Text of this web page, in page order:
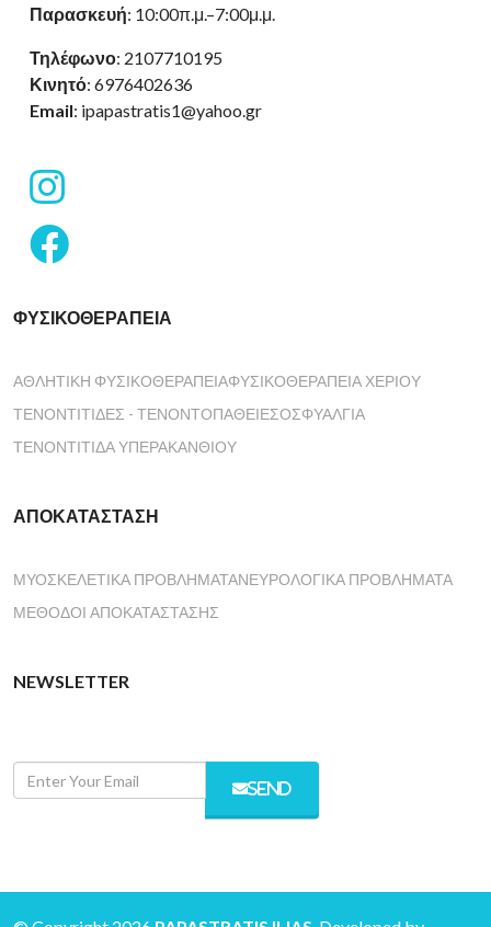
Παρασκευή: 10:00π.μ.–7:00μ.μ.
Τηλέφωνο: 2107710195
Κινητό: 6976402636
Email: ipapastratis1@yahoo.gr
fab
instagram
fab
ΦΥΣΙΚΟΘΕΡΑΠΕΊΑ
ΑΘΛΗΤΙΚΉ ΦΥΣΙΚΟΘΕΡΑΠΕΊΑΦΥΣΙΚΟΘΕΡΑΠΕΊΑ ΧΕΡΙΟΎ
ΤΕΝΟΝΤΊΤΙΔΕΣ - ΤΕΝΟΝΤΟΠΆΘΕΙΕΣΟΣΦΥΑΛΓΊΑ
ΤΕΝΟΝΤΊΤΙΔΑ ΥΠΕΡΑΚΑΝΘΙΟΎ
ΑΠΟΚΑΤΆΣΤΑΣΗ
ΜΥΟΣΚΕΛΕΤΙΚΆ ΠΡΟΒΛΉΜΑΤΑΝΕΥΡΟΛΟΓΙΚΆ ΠΡΟΒΛΉΜΑΤΑ
ΜΈΘΟΔΟΙ ΑΠΟΚΑΤΆΣΤΑΣΗΣ
NEWSLETTER
SEND